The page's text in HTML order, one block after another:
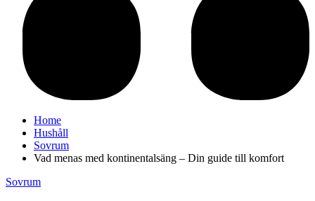
Home
Hushåll
Sovrum
Vad menas med kontinentalsäng – Din guide till komfort
Sovrum